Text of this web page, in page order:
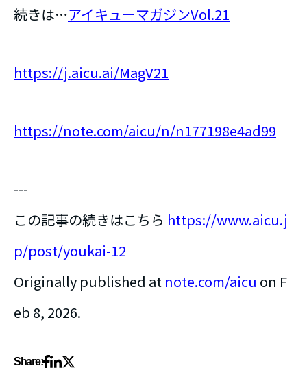
続きは…アイキューマガジンVol.21
https://j.aicu.ai/MagV21
https://note.com/aicu/n/n177198e4ad99
---
この記事の続きはこちら https://www.aicu.j
p/post/youkai-12
Originally published at note.com/aicu on F
eb 8, 2026.
Share: